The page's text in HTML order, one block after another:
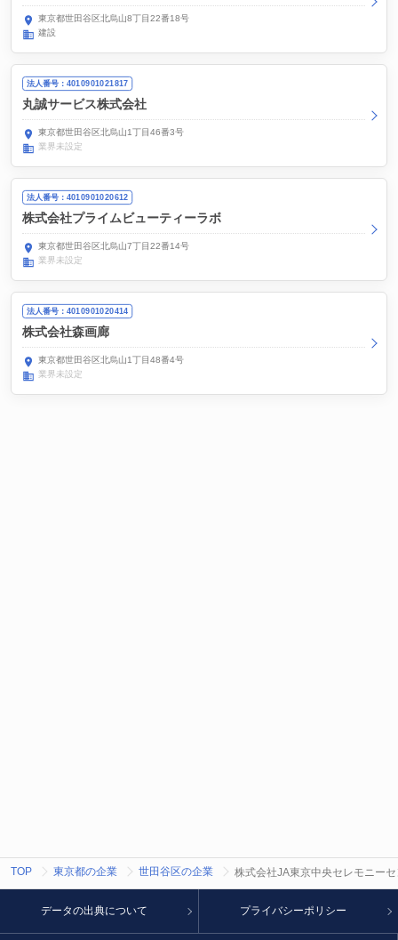
東京都世田谷区北烏山8丁目22番18号
建設
法人番号：4010901021817
丸誠サービス株式会社
東京都世田谷区北烏山1丁目46番3号
業界未設定
法人番号：4010901020612
株式会社プライムビューティーラボ
東京都世田谷区北烏山7丁目22番14号
業界未設定
法人番号：4010901020414
株式会社森画廊
東京都世田谷区北烏山1丁目48番4号
業界未設定
TOP 東京都の企業 世田谷区の企業 株式会社JA東京中央セレモニー
データの出典について プライバシーポリシー